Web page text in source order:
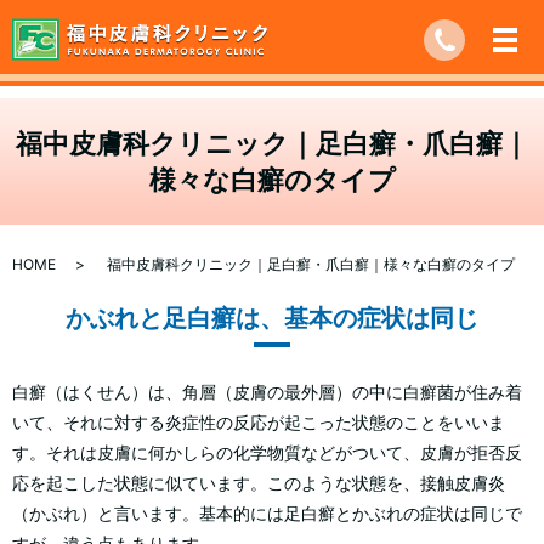
福中皮膚科クリニック｜足白癬・爪白癬｜
様々な白癬のタイプ
HOME 福中皮膚科クリニック｜足白癬・爪白癬｜様々な白癬のタイプ
かぶれと足白癬は、基本の症状は同じ
白癬（はくせん）は、角層（皮膚の最外層）の中に白癬菌が住み着
いて、それに対する炎症性の反応が起こった状態のことをいいま
す。それは皮膚に何かしらの化学物質などがついて、皮膚が拒否反
応を起こした状態に似ています。このような状態を、接触皮膚炎
（かぶれ）と言います。基本的には足白癬とかぶれの症状は同じで